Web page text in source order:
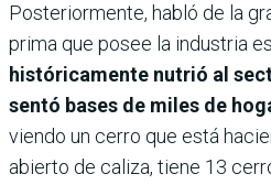
Posteriormente, habló de la
prima que posee la industria
históricamente nutrió al
sentó bases de miles de
viendo un cerro que está
abierto de caliza, tiene 13